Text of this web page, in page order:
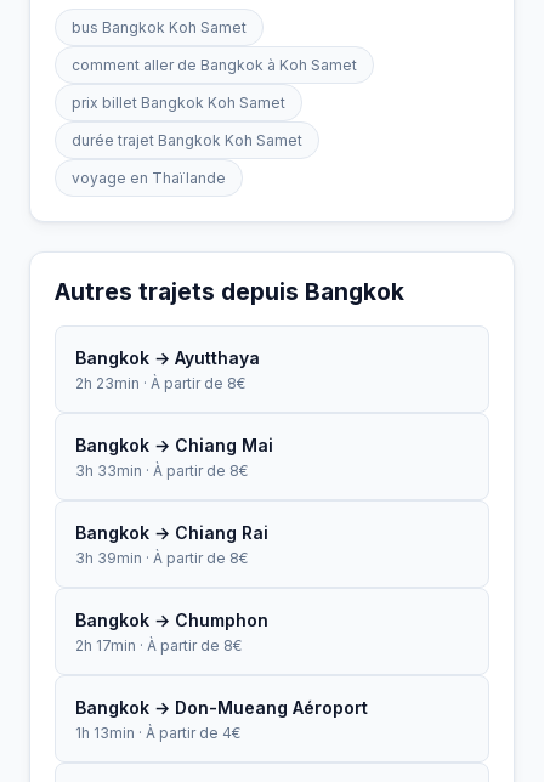
bus Bangkok Koh Samet
comment aller de Bangkok à Koh Samet
prix billet Bangkok Koh Samet
durée trajet Bangkok Koh Samet
voyage en Thaïlande
Autres trajets depuis Bangkok
Bangkok → Ayutthaya
2h 23min · À partir de 8€
Bangkok → Chiang Mai
3h 33min · À partir de 8€
Bangkok → Chiang Rai
3h 39min · À partir de 8€
Bangkok → Chumphon
2h 17min · À partir de 8€
Bangkok → Don-Mueang Aéroport
1h 13min · À partir de 4€